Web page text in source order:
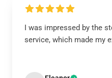
I was impressed by the
service, which made my